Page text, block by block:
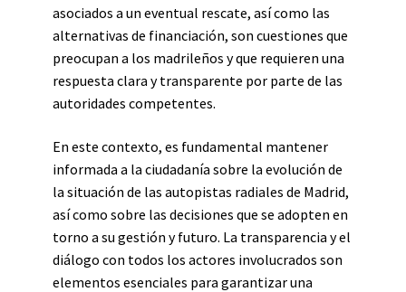
asociados a un eventual rescate, así como las
alternativas de financiación, son cuestiones que
preocupan a los madrileños y que requieren una
respuesta clara y transparente por parte de las
autoridades competentes.
En este contexto, es fundamental mantener
informada a la ciudadanía sobre la evolución de
la situación de las autopistas radiales de Madrid,
así como sobre las decisiones que se adopten en
torno a su gestión y futuro. La transparencia y el
diálogo con todos los actores involucrados son
elementos esenciales para garantizar una